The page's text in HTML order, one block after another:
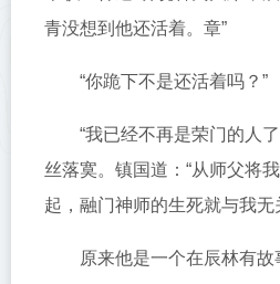
青没想到他还活着。章”
“你跪下不是还活着吗？”
“我已经不再是荣门的人
丝落寞。镇国道：“从师父将
起，融门神师的生死就与我无
原来他是一个在辰林有故